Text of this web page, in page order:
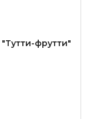
фрутти"